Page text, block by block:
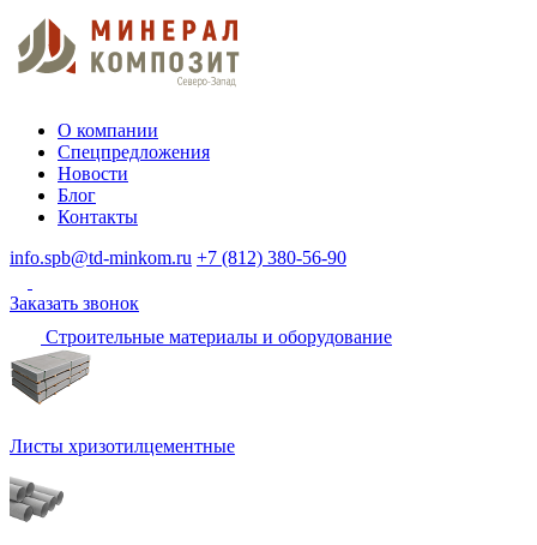
О компании
Спецпредложения
Новости
Блог
Контакты
info.spb@td-minkom.ru +7 (812) 380-56-90
Заказать звонок
Строительные материалы и оборудование
Листы хризотилцементные